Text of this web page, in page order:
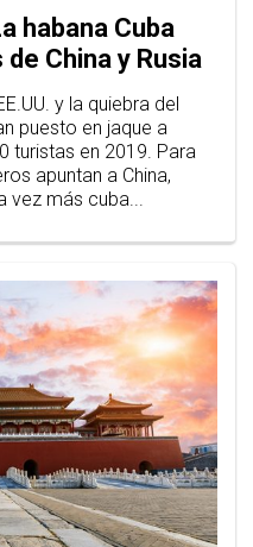
habana Cuba
China y Rusia
y la quiebra del
puesto en jaque a
turistas en 2019. Para
apuntan a China,
vez más cuba...